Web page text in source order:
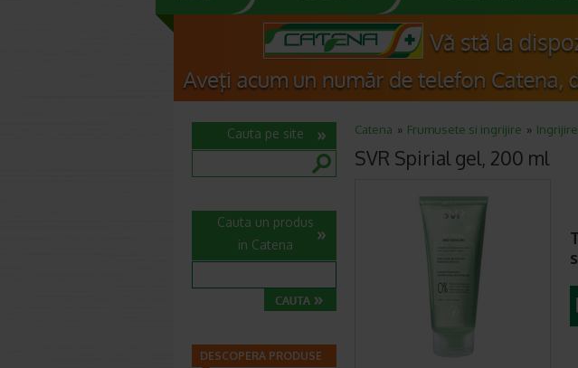
Catena Frumusete si ingrijire
SVR Spirial gel, 200 ml
Cauta pe site
Cauta un produs
in Catena
DESCOPERA PRODUSE